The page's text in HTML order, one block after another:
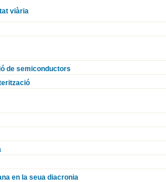
viària
de semiconductors
en la seua diacronia